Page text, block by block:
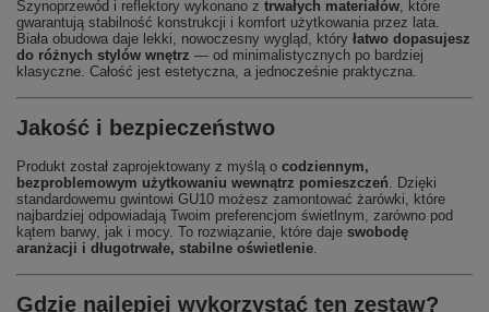
Szynoprzewód i reflektory wykonano z trwałych materiałów, które
gwarantują stabilność konstrukcji i komfort użytkowania przez lata.
Biała obudowa daje lekki, nowoczesny wygląd, który łatwo dopasujesz
do różnych stylów wnętrz — od minimalistycznych po bardziej
klasyczne. Całość jest estetyczna, a jednocześnie praktyczna.
Jakość i bezpieczeństwo
Produkt został zaprojektowany z myślą o codziennym,
bezproblemowym użytkowaniu wewnątrz pomieszczeń. Dzięki
standardowemu gwintowi GU10 możesz zamontować żarówki, które
najbardziej odpowiadają Twoim preferencjom świetlnym, zarówno pod
kątem barwy, jak i mocy. To rozwiązanie, które daje swobodę
aranżacji i długotrwałe, stabilne oświetlenie.
Gdzie najlepiej wykorzystać ten zestaw?